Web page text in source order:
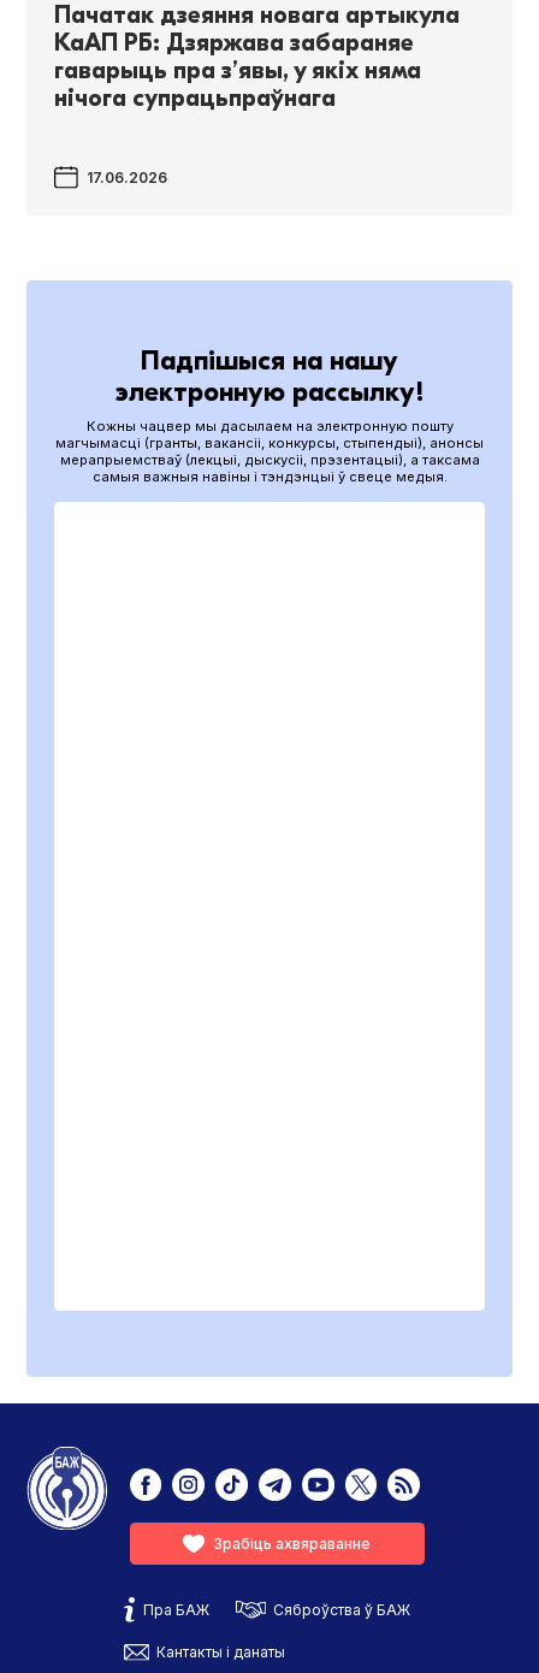
Пачатак дзеяння новага артыкула
КаАП РБ: Дзяржава забараняе
гаварыць пра з’явы, у якіх няма
нічога супрацьпраўнага
17.06.2026
Падпішыся на нашу
электронную рассылку!
Кожны чацвер мы дасылаем на электронную пошту
магчымасці (гранты, вакансіі, конкурсы, стыпендыі), анонсы
мерапрыемстваў (лекцыі, дыскусіі, прэзентацыі), а таксама
самыя важныя навіны і тэндэнцыі ў свеце медыя.
Зрабіць ахвяраванне
Пра БАЖ Сяброўства ў БАЖ
Кантакты і данаты